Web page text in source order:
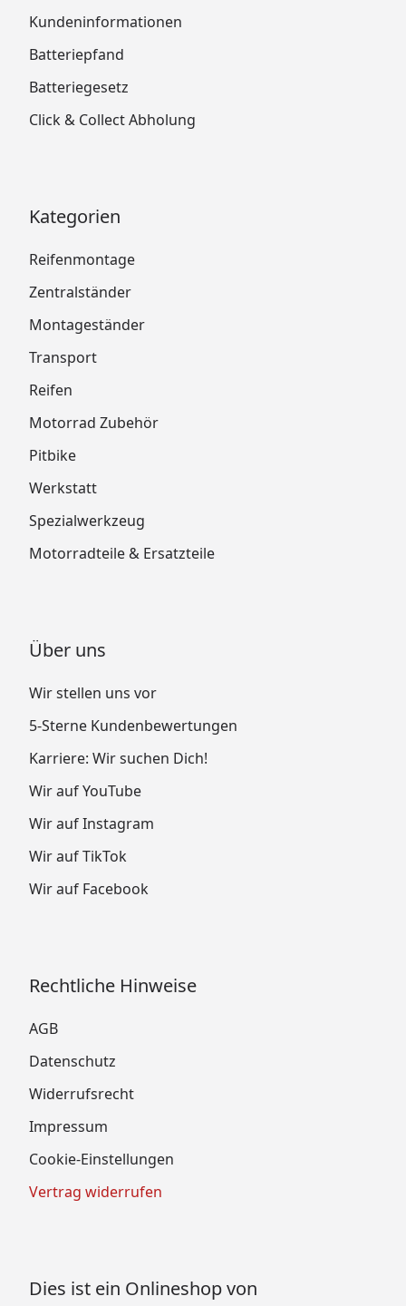
Kundeninformationen
Batteriepfand
Batteriegesetz
Click & Collect Abholung
Kategorien
Reifenmontage
Zentralständer
Montageständer
Transport
Reifen
Motorrad Zubehör
Pitbike
Werkstatt
Spezialwerkzeug
Motorradteile & Ersatzteile
Über uns
Wir stellen uns vor
5-Sterne Kundenbewertungen
Karriere: Wir suchen Dich!
Wir auf YouTube
Wir auf Instagram
Wir auf TikTok
Wir auf Facebook
Rechtliche Hinweise
AGB
Datenschutz
Widerrufsrecht
Impressum
Cookie-Einstellungen
Vertrag widerrufen
Dies ist ein Onlineshop von